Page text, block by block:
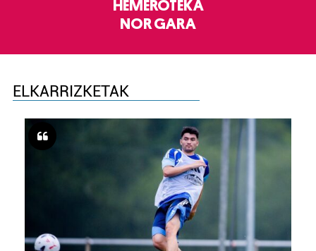
HEMEROTEKA
NOR GARA
ELKARRIZKETAK